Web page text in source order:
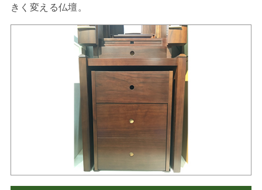
きく変える仏壇。